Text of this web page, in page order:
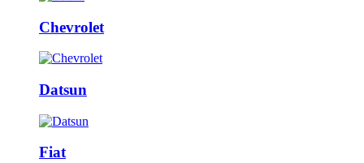
Chevrolet
Datsun
Fiat